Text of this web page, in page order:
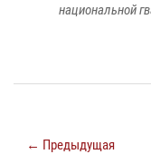
национальной
← Предыдущая